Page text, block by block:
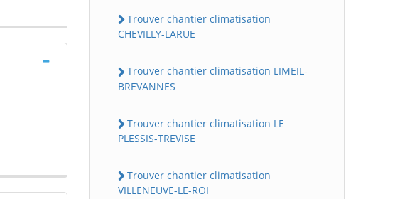
Trouver chantier climatisation
CHEVILLY-LARUE
Trouver chantier climatisation LIMEIL-
BREVANNES
Trouver chantier climatisation LE
PLESSIS-TREVISE
Trouver chantier climatisation
VILLENEUVE-LE-ROI